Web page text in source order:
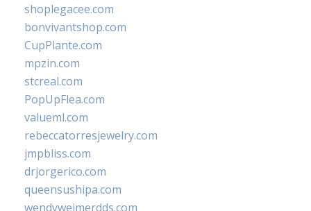
shoplegacee.com
bonvivantshop.com
CupPlante.com
mpzin.com
stcreal.com
PopUpFlea.com
valueml.com
rebeccatorresjewelry.com
jmpbliss.com
drjorgerico.com
queensushipa.com
wendyweimerdds.com